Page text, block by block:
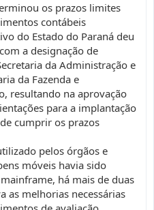
os prazos limites
contábeis
do Estado do Paraná deu
a designação de
da Administração e
da Fazenda e
resultando na aprovação
para a implantação
cumprir os prazos
pelos órgãos e
móveis havia sido
há mais de duas
as melhorias necessárias